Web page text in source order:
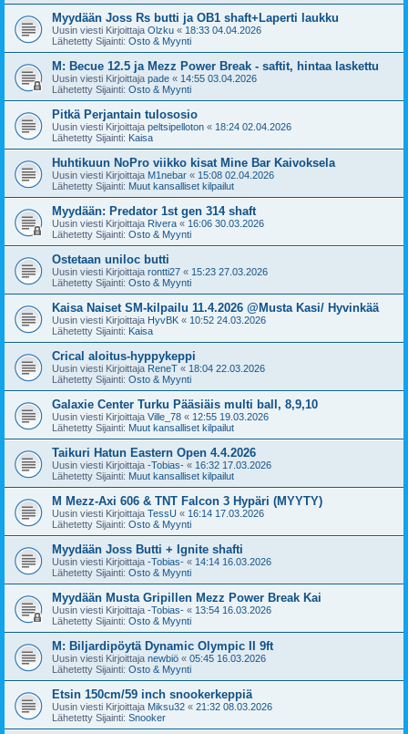
Myydään Joss Rs butti ja OB1 shaft+Laperti laukku
Uusin viesti Kirjoittaja Olzku « 18:33 04.04.2026
Lähetetty Sijainti: Osto & Myynti
M: Becue 12.5 ja Mezz Power Break - saftit, hintaa laskettu
Uusin viesti Kirjoittaja pade « 14:55 03.04.2026
Lähetetty Sijainti: Osto & Myynti
Pitkä Perjantain tulososio
Uusin viesti Kirjoittaja peltsipelloton « 18:24 02.04.2026
Lähetetty Sijainti: Kaisa
Huhtikuun NoPro viikko kisat Mine Bar Kaivoksela
Uusin viesti Kirjoittaja M1nebar « 15:08 02.04.2026
Lähetetty Sijainti: Muut kansalliset kilpailut
Myydään: Predator 1st gen 314 shaft
Uusin viesti Kirjoittaja Rivera « 16:06 30.03.2026
Lähetetty Sijainti: Osto & Myynti
Ostetaan uniloc butti
Uusin viesti Kirjoittaja rontti27 « 15:23 27.03.2026
Lähetetty Sijainti: Osto & Myynti
Kaisa Naiset SM-kilpailu 11.4.2026 @Musta Kasi/ Hyvinkää
Uusin viesti Kirjoittaja HyvBK « 10:52 24.03.2026
Lähetetty Sijainti: Kaisa
Crical aloitus-hyppykeppi
Uusin viesti Kirjoittaja ReneT « 18:04 22.03.2026
Lähetetty Sijainti: Osto & Myynti
Galaxie Center Turku Pääsiäis multi ball, 8,9,10
Uusin viesti Kirjoittaja Ville_78 « 12:55 19.03.2026
Lähetetty Sijainti: Muut kansalliset kilpailut
Taikuri Hatun Eastern Open 4.4.2026
Uusin viesti Kirjoittaja -Tobias- « 16:32 17.03.2026
Lähetetty Sijainti: Muut kansalliset kilpailut
M Mezz-Axi 606 & TNT Falcon 3 Hypäri (MYYTY)
Uusin viesti Kirjoittaja TessU « 16:14 17.03.2026
Lähetetty Sijainti: Osto & Myynti
Myydään Joss Butti + Ignite shafti
Uusin viesti Kirjoittaja -Tobias- « 14:14 16.03.2026
Lähetetty Sijainti: Osto & Myynti
Myydään Musta Gripillen Mezz Power Break Kai
Uusin viesti Kirjoittaja -Tobias- « 13:54 16.03.2026
Lähetetty Sijainti: Osto & Myynti
M: Biljardipöytä Dynamic Olympic II 9ft
Uusin viesti Kirjoittaja newbiö « 05:45 16.03.2026
Lähetetty Sijainti: Osto & Myynti
Etsin 150cm/59 inch snookerkeppiä
Uusin viesti Kirjoittaja Miksu32 « 21:32 08.03.2026
Lähetetty Sijainti: Snooker